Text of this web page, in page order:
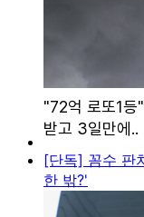
[단독] 꼼수 판
한 밖?'